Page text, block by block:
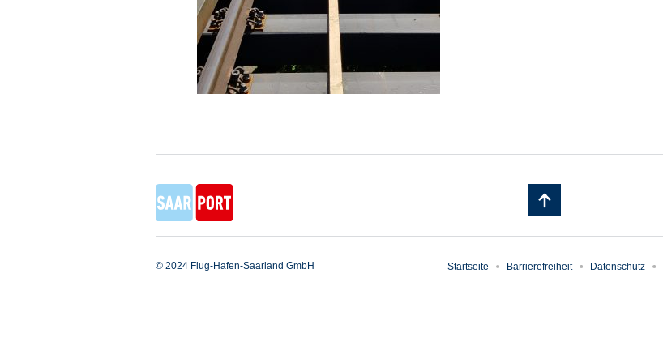
© 2024 Flug-Hafen-Saarland GmbH Startseite Barrierefreiheit Datenschutz